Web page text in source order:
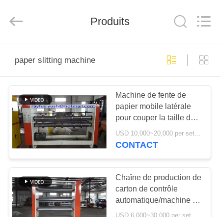
PRODUITS
AU
SUJET
DE
NOUS
VISITE
D'USINE
CARTON
MACHINE
Rights
Produits
paper slitting machine
Machine de fente de
papier mobile latérale
pour couper la taille de
fente de bord adaptée
aux besoins du client
USD 10,000~20,000 per set MOQ:1 ensemble
CONTACT
Chaîne de production de
carton de contrôle
automatique/machine de
papier de préchauffeur